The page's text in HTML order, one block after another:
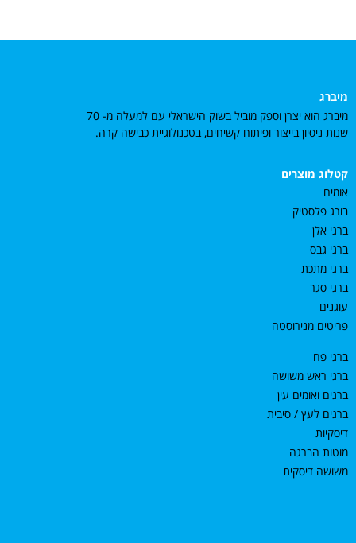
מיברג
מיברג הוא יצרן וספק מוביל בשוק הישראלי עם למעלה מ- 70
שנות ניסיון בייצור ופיתוח קשיחים, בטכנולוגיית כבישה קרה.
קטלוג מוצרים
אומים
בורג פלסטיק
ברגי אלן
ברגי גבס
ברגי מתכת
ברגי סגר
עוגנים
פריטים מנירוסטה
ברגי פח
ברגי ראש משושה
ברגים ואומים עין
ברגים לעץ / סיבית
דיסקיות
מוטות הברגה
משושה דיסקית